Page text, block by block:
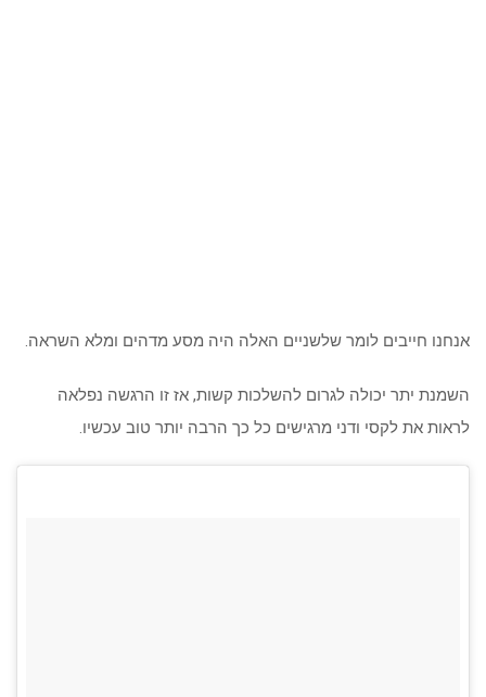
אנחנו חייבים לומר שלשניים האלה היה מסע מדהים ומלא השראה.
השמנת יתר יכולה לגרום להשלכות קשות, אז זו הרגשה נפלאה
לראות את לקסי ודני מרגישים כל כך הרבה יותר טוב עכשיו.